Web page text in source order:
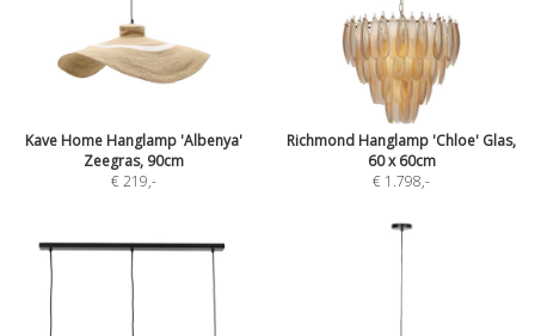
Kave Home Hanglamp 'Albenya'
Zeegras, 90cm
€ 219,-
Richmond Hanglamp 'Chloe' Glas,
60 x 60cm
€ 1.798,-